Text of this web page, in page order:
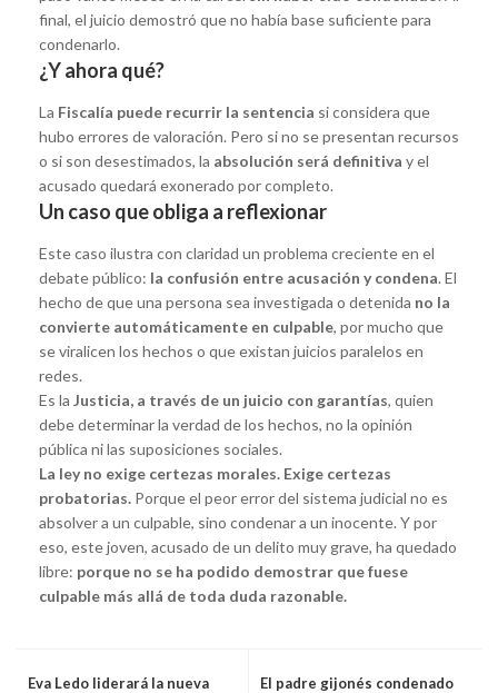
final, el juicio demostró que no había base suficiente para
condenarlo.
¿Y ahora qué?
La Fiscalía puede recurrir la sentencia si considera que
hubo errores de valoración. Pero si no se presentan recursos
o si son desestimados, la absolución será definitiva y el
acusado quedará exonerado por completo.
Un caso que obliga a reflexionar
Este caso ilustra con claridad un problema creciente en el
debate público: la confusión entre acusación y condena. El
hecho de que una persona sea investigada o detenida no la
convierte automáticamente en culpable, por mucho que
se viralicen los hechos o que existan juicios paralelos en
redes.
Es la Justicia, a través de un juicio con garantías, quien
debe determinar la verdad de los hechos, no la opinión
pública ni las suposiciones sociales.
La ley no exige certezas morales. Exige certezas
probatorias. Porque el peor error del sistema judicial no es
absolver a un culpable, sino condenar a un inocente. Y por
eso, este joven, acusado de un delito muy grave, ha quedado
libre: porque no se ha podido demostrar que fuese
culpable más allá de toda duda razonable.
Eva Ledo liderará la nueva
El padre gijonés condenado